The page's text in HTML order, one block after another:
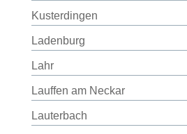
Kusterdingen
Ladenburg
Lahr
Lauffen am Neckar
Lauterbach